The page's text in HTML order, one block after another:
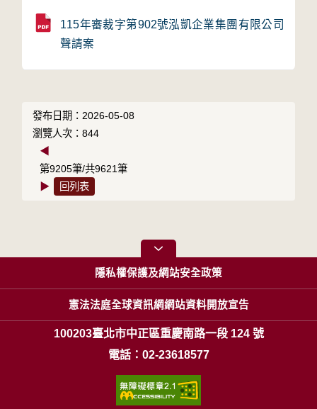
115年審裁字第902號泓凱企業集團有限公司
聲請案
發布日期：2026-05-08
瀏覽人次：844
◀
第9205筆/共9621筆
▶
回列表
隱私權保護及網站安全政策
憲法法庭全球資訊網網站資料開放宣告
100203臺北市中正區重慶南路一段 124 號
電話：02-23618577